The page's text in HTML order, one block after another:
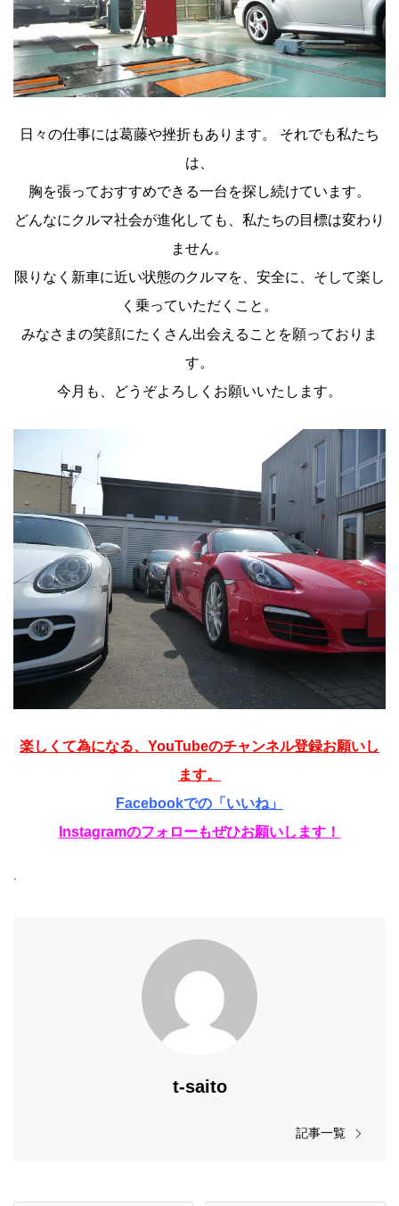
日々の仕事には葛藤や挫折もあります。 それでも私たち
は、
胸を張っておすすめできる一台を探し続けています。
どんなにクルマ社会が進化しても、私たちの目標は変わり
ません。
限りなく新車に近い状態のクルマを、安全に、そして楽し
く乗っていただくこと。
みなさまの笑顔にたくさん出会えることを願っておりま
す。
今月も、どうぞよろしくお願いいたします。
楽しくて為になる、YouTubeのチャンネル登録お願いし
ます。
Facebookでの「いいね」
Instagramのフォローもぜひお願いします！
t-saito
記事一覧